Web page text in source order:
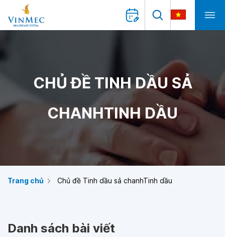
CHỦ ĐỀ TINH DẦU SẢ
CHANHTINH DẦU
Trang chủ Chủ đề Tinh dầu sả chanhTinh dầu
Danh sách bài viết